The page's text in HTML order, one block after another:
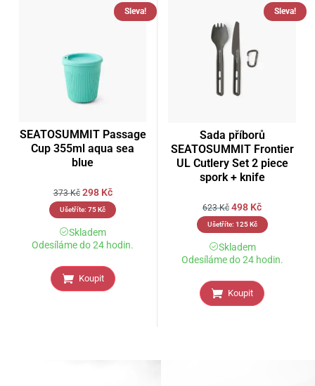
Sleva!
SEATOSUMMIT Passage
Cup 355ml aqua sea
blue
373Kč 298 Kč
Ušetříte: 75Kč
Skladem
Odesíláme do 24 hodin.
Koupit
Sleva!
Sada příborů
SEATOSUMMIT Frontier
UL Cutlery Set 2 piece
spork + knife
623Kč 498 Kč
Ušetříte: 125Kč
Skladem
Odesíláme do 24 hodin.
Koupit